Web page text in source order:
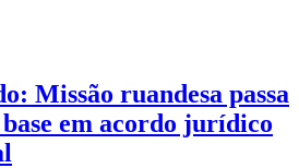
Missão ruandesa passa
em acordo jurídico